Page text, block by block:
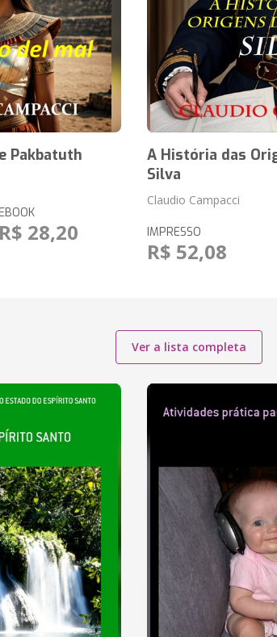
Pakbatuth
R$ 28,20
A História das
Silva
Claudio Campacci
IMPRESSO
R$ 52,08
Ver a lista completa